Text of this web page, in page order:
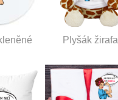
Plyšák žirafa